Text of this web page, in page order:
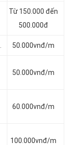
Từ 150.000 đến
500.000đ
50.000vnđ/m
50.000vnđ/m
60.000vnđ/m
100.000vnđ/m